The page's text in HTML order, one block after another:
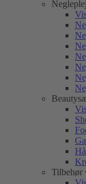
Tilbehør